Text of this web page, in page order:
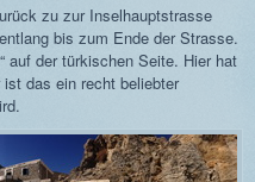
zu zur Inselhauptstrasse
bis zum Ende der Strasse.
auf der türkischen Seite. Hier hat
das ein recht beliebter